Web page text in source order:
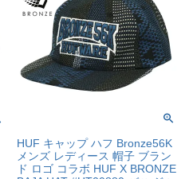
HUF キャップ ハフ Bronze56K
メンズ レディース 帽子 ブラン
ド ロゴ コラボ HUF X BRONZE